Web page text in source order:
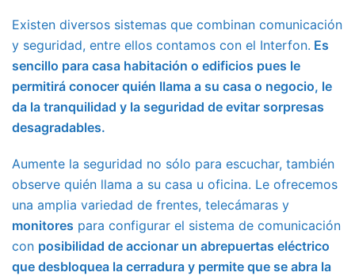
Existen diversos sistemas que combinan comunicación
y seguridad, entre ellos contamos con el Interfon. Es
sencillo para casa habitación o edificios pues le
permitirá conocer quién llama a su casa o negocio, le
da la tranquilidad y la seguridad de evitar sorpresas
desagradables.
Aumente la seguridad no sólo para escuchar, también
observe quién llama a su casa u oficina. Le ofrecemos
una amplia variedad de frentes, telecámaras y
monitores para configurar el sistema de comunicación
con posibilidad de accionar un abrepuertas eléctrico
que desbloquea la cerradura y permite que se abra la